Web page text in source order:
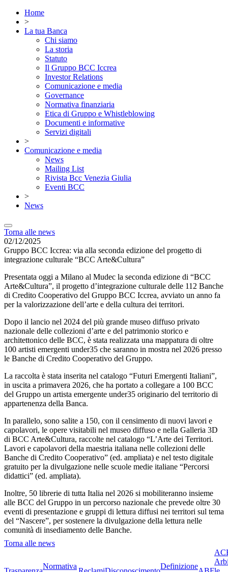
Home
>
La tua Banca
Chi siamo
La storia
Statuto
Il Gruppo BCC Iccrea
Investor Relations
Comunicazione e media
Governance
Normativa finanziaria
Etica di Gruppo e Whistleblowing
Documenti e informative
Servizi digitali
>
Comunicazione e media
News
Mailing List
Rivista Bcc Venezia Giulia
Eventi BCC
>
News
Torna alle news
02/12/2025
Gruppo BCC Iccrea: via alla seconda edizione del progetto di
integrazione culturale “BCC Arte&Cultura”
Presentata oggi a Milano al Mudec la seconda edizione di “BCC
Arte&Cultura”, il progetto d’integrazione culturale delle 112 Banche
di Credito Cooperativo del Gruppo BCC Iccrea, avviato un anno fa
per la valorizzazione dell’arte e della cultura dei territori.
Dopo il lancio nel 2024 del più grande museo diffuso privato
nazionale delle collezioni d’arte e del patrimonio storico e
architettonico delle BCC, è stata realizzata una mappatura di oltre
100 artisti emergenti under35 che saranno in mostra nel 2026 presso
le Banche di Credito Cooperativo del Gruppo.
La raccolta è stata inserita nel catalogo “Futuri Emergenti Italiani”,
in uscita a primavera 2026, che ha portato a collegare a 100 BCC
del Gruppo un artista emergente under35 originario del territorio di
appartenenza della Banca.
In parallelo, sono salite a 150, con il censimento di nuovi lavori e
capolavori, le opere visitabili nel museo diffuso e nella Galleria 3D
di BCC Arte&Cultura, raccolte nel catalogo “L’Arte dei Territori.
Lavori e capolavori della maestria italiana nelle collezioni delle
Banche di Credito Cooperativo” (ed. ampliata) e nel testo digitale
gratuito per la divulgazione nelle scuole medie italiane “Percorsi
didattici” (ed. ampliata).
Inoltre, 50 librerie di tutta Italia nel 2026 si mobiliteranno insieme
alle BCC del Gruppo in un percorso nazionale che prevede oltre 30
eventi di presentazione e gruppi di lettura diffusi nei territori sul tema
del “Nascere”, per sostenere la divulgazione della lettura nelle
comunità di insediamento delle Banche.
Torna alle news
Normativa
Definizione